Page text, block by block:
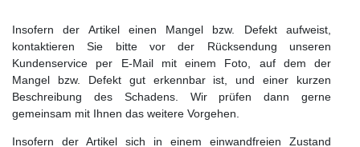
Insofern der Artikel einen Mangel bzw. Defekt aufweist,
kontaktieren Sie bitte vor der Rücksendung unseren
Kundenservice per E-Mail mit einem Foto, auf dem der
Mangel bzw. Defekt gut erkennbar ist, und einer kurzen
Beschreibung des Schadens. Wir prüfen dann gerne
gemeinsam mit Ihnen das weitere Vorgehen.
Insofern der Artikel sich in einem einwandfreien Zustand